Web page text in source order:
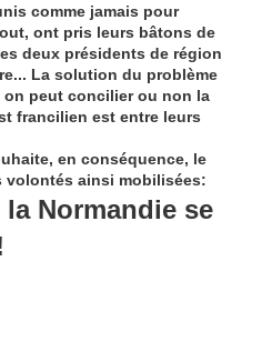
comme jamais pour
ont pris leurs bâtons de
deux présidents de région
La solution du problème
peut concilier ou non la
francilien est entre leurs
en conséquence, le
volontés ainsi mobilisées:
Normandie se